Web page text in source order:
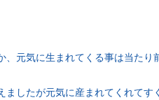
、元気に生まれてくる事は当たり
ましたが元気に産まれてくれて